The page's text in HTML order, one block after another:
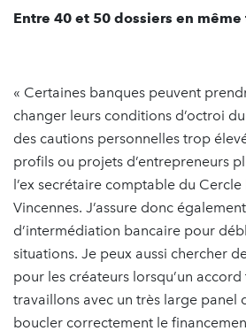
Entre 40 et 50 dossiers en même
« Certaines banques peuvent
changer leurs conditions d’octroi
des cautions personnelles trop
profils ou projets d’entrepreneurs
l’ex secrétaire comptable du
Vincennes. J’assure donc
d’intermédiation bancaire pour
situations. Je peux aussi chercher
pour les créateurs lorsqu’un accord
travaillons avec un très large panel
boucler correctement le